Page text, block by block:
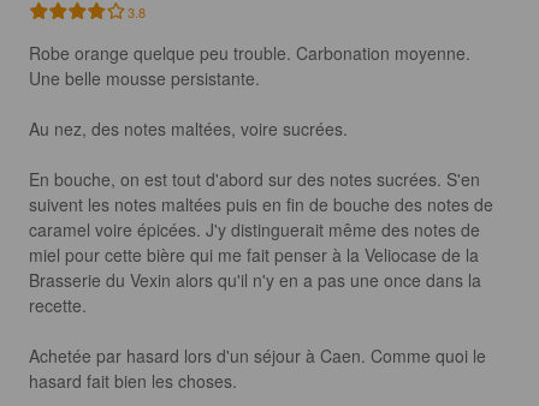
3.8
Robe orange quelque peu trouble. Carbonation moyenne.
Une belle mousse persistante.
Au nez, des notes maltées, voire sucrées.
En bouche, on est tout d'abord sur des notes sucrées. S'en
suivent les notes maltées puis en fin de bouche des notes de
caramel voire épicées. J'y distinguerait même des notes de
miel pour cette bière qui me fait penser à la Veliocase de la
Brasserie du Vexin alors qu'il n'y en a pas une once dans la
recette.
Achetée par hasard lors d'un séjour à Caen. Comme quoi le
hasard fait bien les choses.